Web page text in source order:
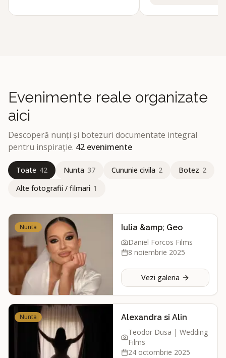
Evenimente reale organizate
aici
Descoperă nunți și botezuri documentate integral
pentru inspirație. 42 evenimente
Toate 42 Nunta 37 Cununie civila 2 Botez 2
Alte fotografii / filmari 1
Nunta
Iulia &amp; Geo
Daniel Forcos Films
8 noiembrie 2025
Vezi galeria
Nunta
Alexandra si Alin
Teodor Dusa | Wedding
Films
24 octombrie 2025